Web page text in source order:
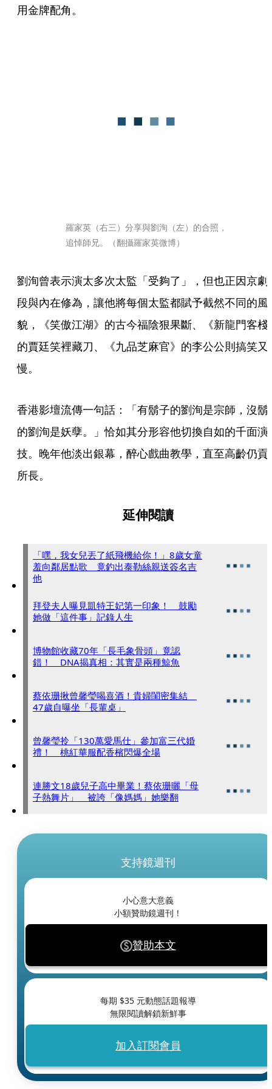
用金牌配角。
羅家英（右三）分享與劉洵（左）的合照，
追悼師兄。（翻攝羅家英微博）
劉洵曾表示演太多次太監「受夠了」，但也正因京劇
段與內在修為，讓他將每個太監都賦予截然不同的風
貌，《笑傲江湖》的古今福陰狠果斷、《新龍門客棧
的賈廷笑裡藏刀、《九品芝麻官》的李公公則搞笑又
慢。
香港影壇流傳一句話：「有鬍子的劉洵是宗師，沒鬍
的劉洵是妖孽。」恰如其分形容他切換自如的千面演
技。晚年他淡出銀幕，醉心戲曲教學，直至高齡仍貢
所長。
延伸閱讀
「嘿，我女兒丟了紙飛機給你！」8歲女童
羞向鄰居點歌 竟釣出泰勒絲親送簽名吉
他
拜登夫人曝見凱特王妃第一印象！ 鼓勵
她做「這件事」記錄人生
博物館收藏70年「長毛象骨頭」竟認
錯！ DNA揭真相：其實是兩種鯨魚
蔡依珊揪曾馨瑩喝喜酒！貴婦閨密集結
47歲自曝坐「長輩桌」
曾馨瑩拎「130萬愛馬仕」參加富三代婚
禮！ 桃紅華服配香檳閃爆全場
連勝文18歲兒子高中畢業！蔡依珊曬「母
子熱舞片」 被誇「像媽媽」她樂翻
支持鏡週刊
小心意大意義
小額贊助鏡週刊！
贊助本文
每期 $35 元動態話題報導
無限閱讀解鎖新鮮事
加入訂閱會員